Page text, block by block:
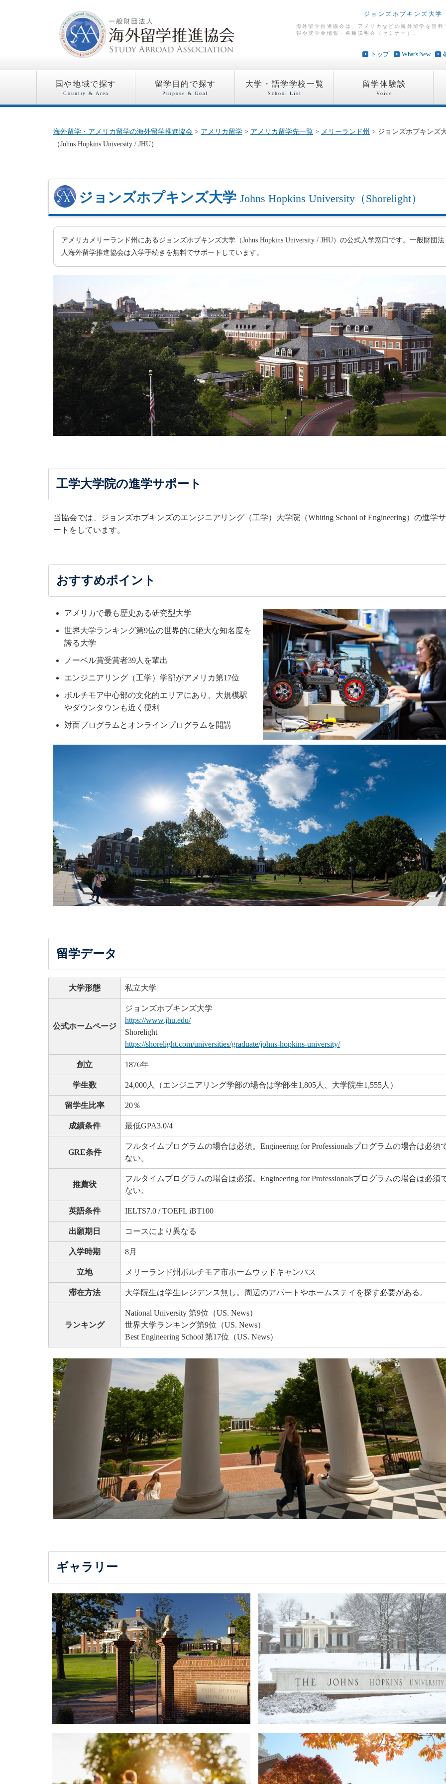
ジョンズホプキンズ大
海外留学推進協会は、アメリカなどの海外留学を無
報や奨学金情報・各種説明会（セミナー）。
What's New
トップ
国や地域で探す
Country & Area
留学目的で探す
Purpose & Goal
大学・語学学校一覧
School List
留学体験談
Voice
海外留学・アメリカ留学の海外留学推進協会 > アメリカ留学 > アメリカ留学先一覧 > メリーランド州 > ジョンズホプキンズ
（Johns Hopkins University / JHU）
ジョンズホプキンズ大学 Johns Hopkins University（Shorelight）
アメリカメリーランド州にあるジョンズホプキンズ大学（Johns Hopkins University / JHU）の公式入学窓口です。一般財団法
人海外留学推進協会は入学手続きを無料でサポートしています。
工学大学院の進学サポート
当協会では、ジョンズホプキンズのエンジニアリング（工学）大学院（Whiting School of Engineering）の進学
ートをしています。
おすすめポイント
アメリカで最も歴史ある研究型大学
世界大学ランキング第9位の世界的に絶大な知名度を
誇る大学
ノーベル賞受賞者39人を輩出
エンジニアリング（工学）学部がアメリカ第17位
ボルチモア中心部の文化的エリアにあり、大規模駅
やダウンタウンも近く便利
対面プログラムとオンラインプログラムを開講
留学データ
大学形態 私立大学
公式ホームページ
ジョンズホプキンズ大学
https://www.jhu.edu/
Shorelight
https://shorelight.com/universities/graduate/johns-hopkins-university/
創立 1876年
学生数 24,000人（エンジニアリング学部の場合は学部生1,805人、大学院生1,555人）
留学生比率 20％
成績条件 最低GPA3.0/4
GRE条件
フルタイムプログラムの場合は必須。Engineering for Professionalsプログラムの場合は必須
ない。
推薦状
フルタイムプログラムの場合は必須。Engineering for Professionalsプログラムの場合は必須
ない。
英語条件 IELTS7.0 / TOEFL iBT100
出願期日 コースにより異なる
入学時期 8月
立地 メリーランド州ボルチモア市ホームウッドキャンパス
滞在方法 大学院生は学生レジデンス無し。周辺のアパートやホームステイを探す必要がある。
ランキング
National University 第9位（US. News）
世界大学ランキング第9位（US. News）
Best Engineering School 第17位（US. News）
ギャラリー